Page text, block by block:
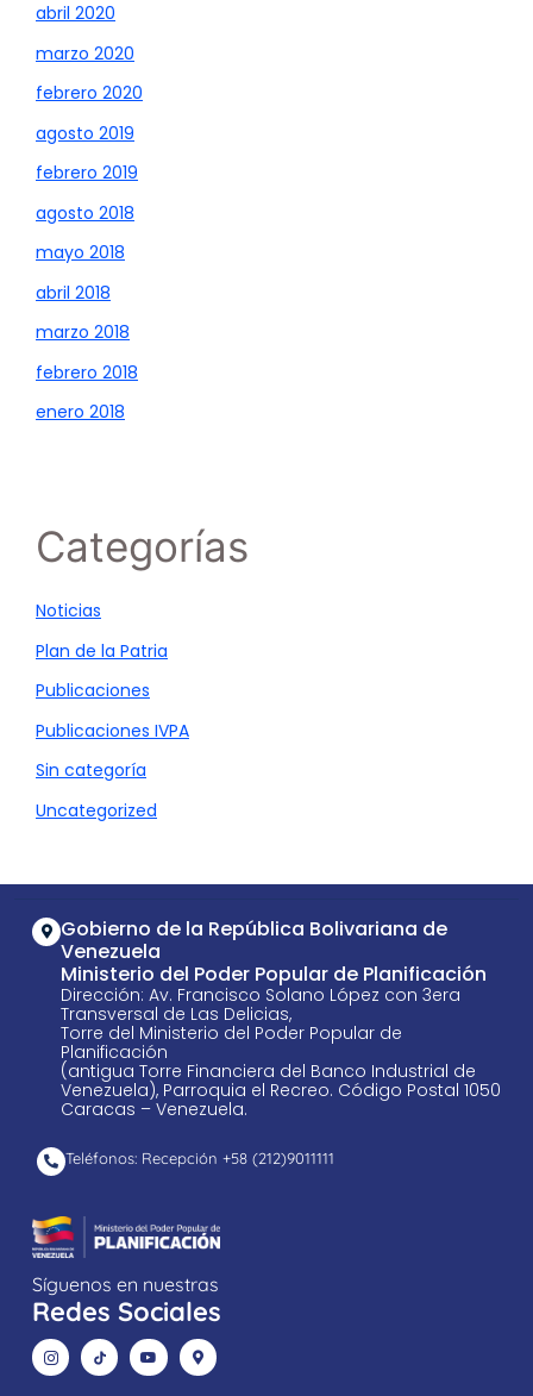
abril 2020
marzo 2020
febrero 2020
agosto 2019
febrero 2019
agosto 2018
mayo 2018
abril 2018
marzo 2018
febrero 2018
enero 2018
Categorías
Noticias
Plan de la Patria
Publicaciones
Publicaciones IVPA
Sin categoría
Uncategorized
Gobierno de la República Bolivariana de
Venezuela
Ministerio del Poder Popular de Planificación
Dirección: Av. Francisco Solano López con 3era
Transversal de Las Delicias,
Torre del Ministerio del Poder Popular de
Planificación
(antigua Torre Financiera del Banco Industrial de
Venezuela), Parroquia el Recreo. Código Postal 1050
Caracas – Venezuela.
Teléfonos: Recepción +58 ​(212)9011111
Síguenos en nuestras
Redes Sociales